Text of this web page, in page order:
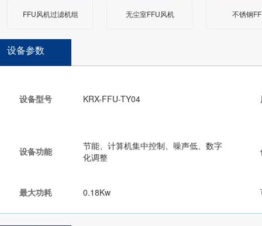
FFU风机过滤机组 无尘室FFU风机 不锈钢
设备参数
设备型号 KRX-FFU-TY04
设备功能
节能、计算机集中控制、噪声低、数字
化调整
最大功耗 0.18Kw